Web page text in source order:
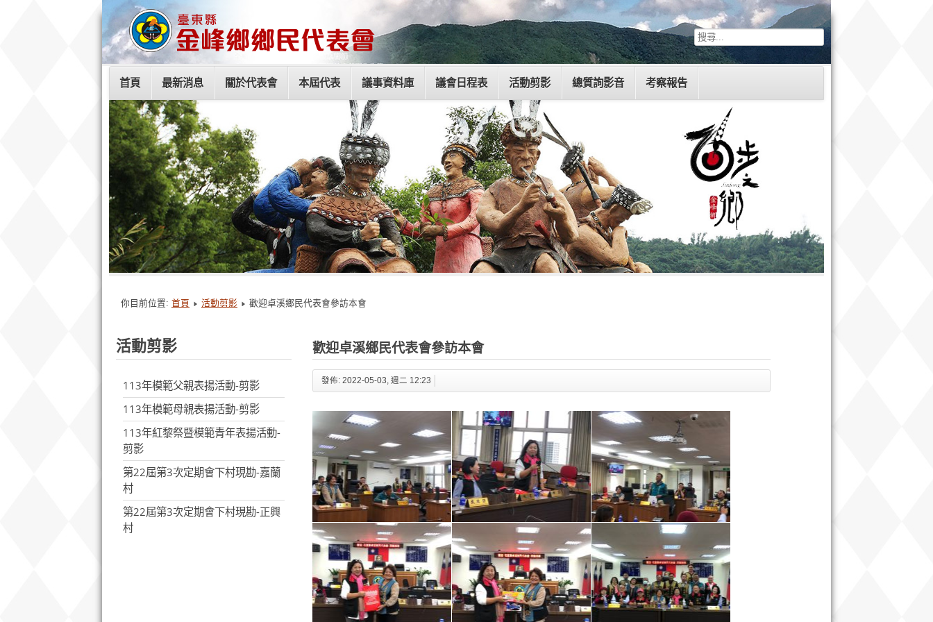
首頁 最新消息 關於代表會 本屆代表 議事資料庫 議會日程表 活動剪影 總質詢影音 考察報告
你目前位置: 首頁 活動剪影 歡迎卓溪鄉民代表會參訪本會
活動剪影
113年模範父親表揚活動-剪影
113年模範母親表揚活動-剪影
113年紅黎祭暨模範青年表揚活動-
剪影
第22屆第3次定期會下村現勘-嘉蘭
村
第22屆第3次定期會下村現勘-正興
村
歡迎卓溪鄉民代表會參訪本會
發佈: 2022-05-03, 週二 12:23